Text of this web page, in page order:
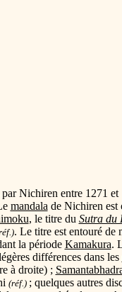
Nichiren entre 1271 et
mandala de Nichiren est
, le titre du Sutra du
. Le titre est entouré de
la période Kamakura.
différences dans les
à droite) ;
(réf.) ; quelques autres